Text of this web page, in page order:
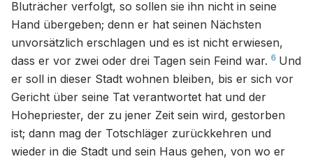
Bluträcher verfolgt, so sollen sie ihn nicht in seine
Hand übergeben; denn er hat seinen Nächsten
unvorsätzlich erschlagen und es ist nicht erwiesen,
dass er vor zwei oder drei Tagen sein Feind war. 6 Und
er soll in dieser Stadt wohnen bleiben, bis er sich vor
Gericht über seine Tat verantwortet hat und der
Hohepriester, der zu jener Zeit sein wird, gestorben
ist; dann mag der Totschläger zurückkehren und
wieder in die Stadt und sein Haus gehen, von wo er